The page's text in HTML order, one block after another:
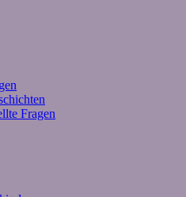
Fragen